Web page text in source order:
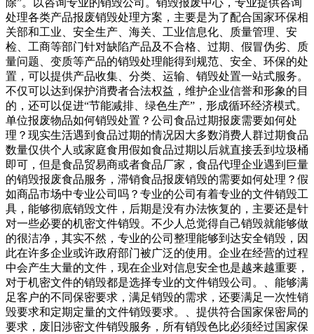
除”。以咨询专业的销毁公司。销毁报废中心，专业提供咨询
处理各类产品报废销毁处理方案，主要是为了配合国家环保相
关部和工业、安全生产、海关、工业信息化、质量管理、安
检、工商等部门针对缺陷产品及不合格、过期、假冒伪劣、质
量问题、变质等产品的销毁处理能得到规范、安全、环保的处
置，可以提供产品收集、分类、运输、销毁处置一站式服务。
不仅可以达到保护消费者合法权益，维护企业信誉和形象的目
的，还可以促进“节能减排、绿色生产”，形成循环经济模式。
单位报废物品如何销毁处置？公司食品过期报废需要如何处
理？现实生活遇到食品过期的情况因大多数消费人群过期食品
数量仅供个人或家庭食用假如食品过期以后就直接丢到垃圾桶
即可，但是食品贸易商或者食品厂家，食品代理企业遇到巨量
的销毁报废食品服务，滞销食品报废销毁的需要如何处理？假
如商品市场中专业公司吗？专业的公司有着专业的文件销毁工
具，能够彻底销毁文件，后期是没有办法恢复的，主要还是针
对一些必要的机密文件销毁。不少人总觉得自己销毁就能够做
的很洁净，其实不然，专业的公司整理能够到达安全销毁，因
此在许多企业或许政府部门被广泛的使用。企业在经营的过程
中会产生大量的文件，现在企业对信息安全也是越来越重要，
对于机密文件的销毁都是选择专业的文件销毁公司。、能够满
足客户的不同保密要求，满足销毁的需求，还要满足一次性销
毁要求和定期定量的文件销毁要求。、提供符合国家保密局的
要求，废旧涉密文件销毁服务，所有销毁色比必须经过国家保